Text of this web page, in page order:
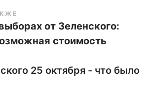
от Зеленского:
стоимость
25 октября - что было